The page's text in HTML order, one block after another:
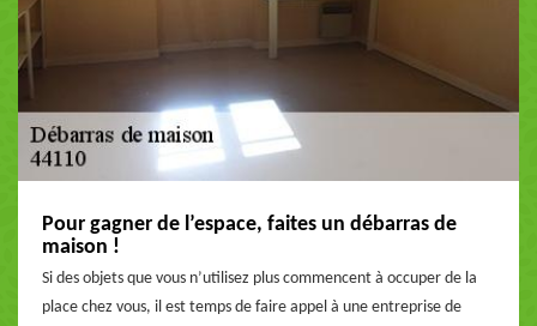
Pour gagner de l’espace, faites un débarras de
maison !
Si des objets que vous n’utilisez plus commencent à occuper de la
place chez vous, il est temps de faire appel à une entreprise de